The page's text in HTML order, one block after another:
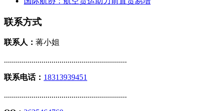
联系方式
联系人： 蒋小姐
..............................................................
联系电话： 18313939451
..............................................................